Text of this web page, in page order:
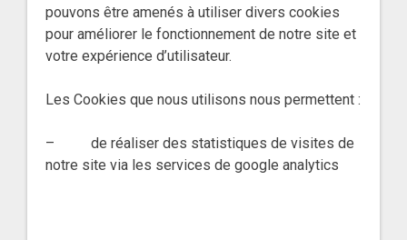
pouvons être amenés à utiliser divers cookies
pour améliorer le fonctionnement de notre site et
votre expérience d’utilisateur.
Les Cookies que nous utilisons nous permettent :
– de réaliser des statistiques de visites de
notre site via les services de google analytics